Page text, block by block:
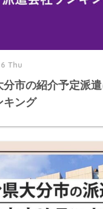
Thu
分市の紹介予定派
キング